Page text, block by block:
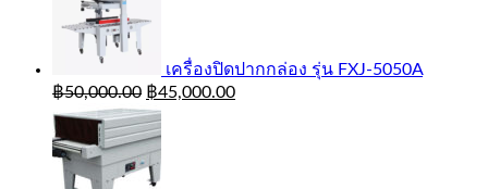
เครื่องปิดปากกล่อง รุ่น FXJ-5050A
฿50,000.00 ฿45,000.00